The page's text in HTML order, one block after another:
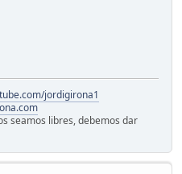
jordigirona1
libres, debemos dar